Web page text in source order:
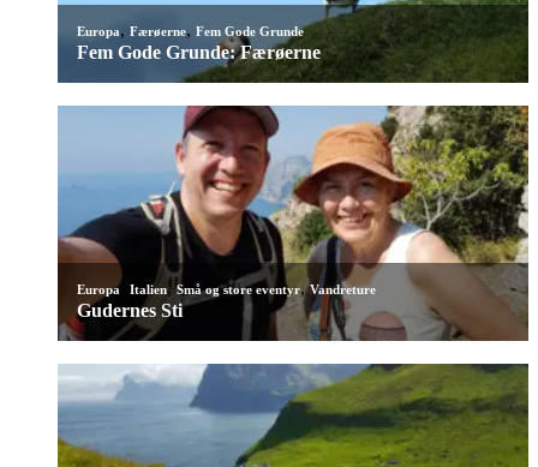
Europa, Færøerne, Fem Gode Grunde
Fem Gode Grunde: Færøerne
Europa, Italien,Små og store eventyr,Vandreture
Gudernes Sti